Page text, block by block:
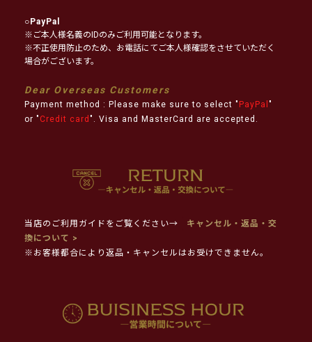
○PayPal
※ご本人様名義のIDのみご利用可能となります。
※不正使用防止のため、お電話にてご本人様確認をさせていただく
場合がございます。
Dear Overseas Customers
Payment method : Please make sure to select " PayPal "
or " Credit card ". Visa and MasterCard are accepted.
当店のご利用ガイドをご覧ください→
キャンセル・返品・交
換について >
※お客様都合により返品・キャンセルはお受けできません。